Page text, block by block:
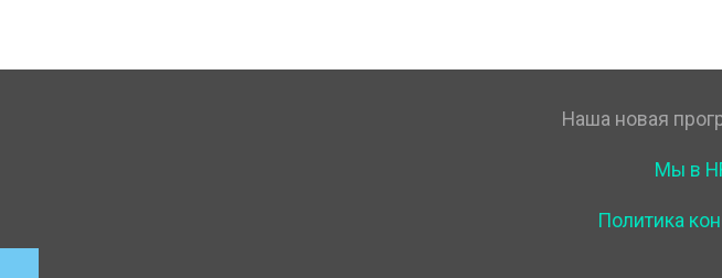
Наша новая
Мы в
Политика